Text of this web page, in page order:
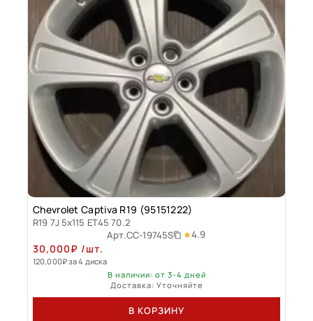
Chevrolet Captiva R19 (95151222)
R19 7J 5x115 ET45 70.2
Арт.CC-19745S 4.9
30,000₽ /шт.
120,000₽за 4 диска
В наличии: от 3-4 дней
Доставка: Уточняйте
В КОРЗИНУ